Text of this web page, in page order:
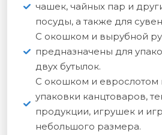
чашек, чайных пар и
посуды, а также для
С окошком и вырубной
предназначены для
двух бутылок.
С окошком и еврослотом
упаковки канцтоваров,
продукции, игрушек и
небольшого размера.